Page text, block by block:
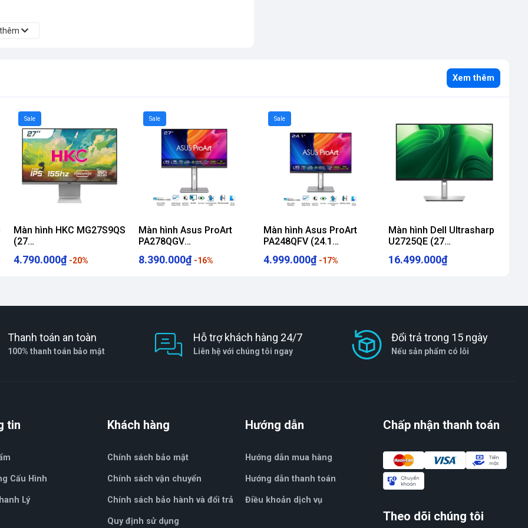
Xem thêm
Sale
Màn hình HKC MG27S9QS
(27
inch/QHD/IPS/155Hz/1ms)
4.790.000₫ -20%
Sale
Màn hình Asus ProArt
PA278QGV
(27inch/QHD/IPS/120Hz/5ms/loa)
8.390.000₫ -16%
Sale
Màn hình Asus ProArt
PA248QFV (24.1
inch/WUXGA/IPS/100Hz/5ms/loa)
4.999.000₫ -17%
Màn hình Dell Ultrasharp
U2725QE (27
inch/UHD/IPS/120Hz/5ms/
16.499.000₫
Thanh toán an toàn
100% thanh toán bảo mật
Hỗ trợ khách hàng 24/7
Liên hệ với chúng tôi ngay
Đổi trả trong 15 ngày
Nếu sản phẩm có lỗi
tin
Cấu Hình
Lý
Khách hàng
Chính sách bảo mật
Chính sách vận chuyển
Chính sách bảo hành và đổi trả
Quy định sử dụng
Hướng dẫn
Hướng dẫn mua hàng
Hướng dẫn thanh toán
Điều khoản dịch vụ
Chấp nhận thanh toán
Theo dõi chúng tôi